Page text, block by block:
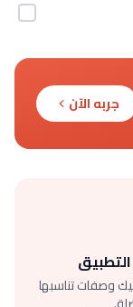
جربه الآن
وصفات تناسبها